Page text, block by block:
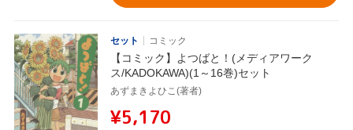
セット コミック
【コミック】よつばと！(メディアワーク
ス/KADOKAWA)(1～16巻)セット
あずまきよひこ(著者)
¥5,170